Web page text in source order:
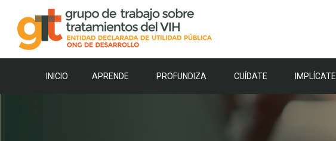
contenido
INICIO APRENDE PROFUNDIZA CUÍDATE IMPLÍCATE